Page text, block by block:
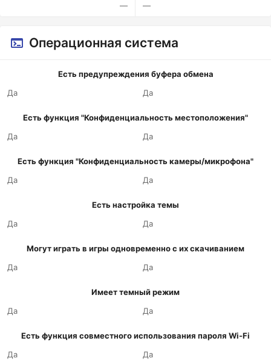
—
—
Операционная система
Есть предупреждения буфера обмена
Да
Да
Есть функция "Конфиденциальность местоположения"
Да
Да
Есть функция "Конфиденциальность камеры/микрофона"
Да
Да
Есть настройка темы
Да
Да
Могут играть в игры одновременно с их скачиванием
Да
Да
Имеет темный режим
Да
Да
Есть функция совместного использования пароля Wi-Fi
Да
Да